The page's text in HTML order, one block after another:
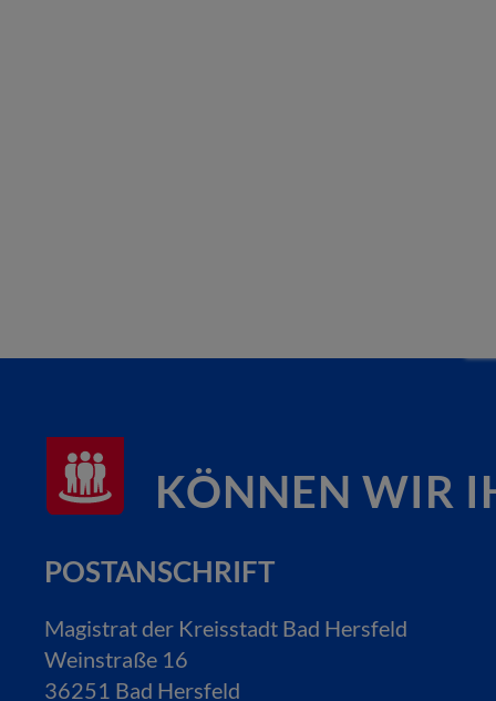
KÖNNEN WIR
POSTANSCHRIFT
Magistrat der Kreisstadt Bad Hersfeld
Weinstraße 16
36251 Bad Hersfeld